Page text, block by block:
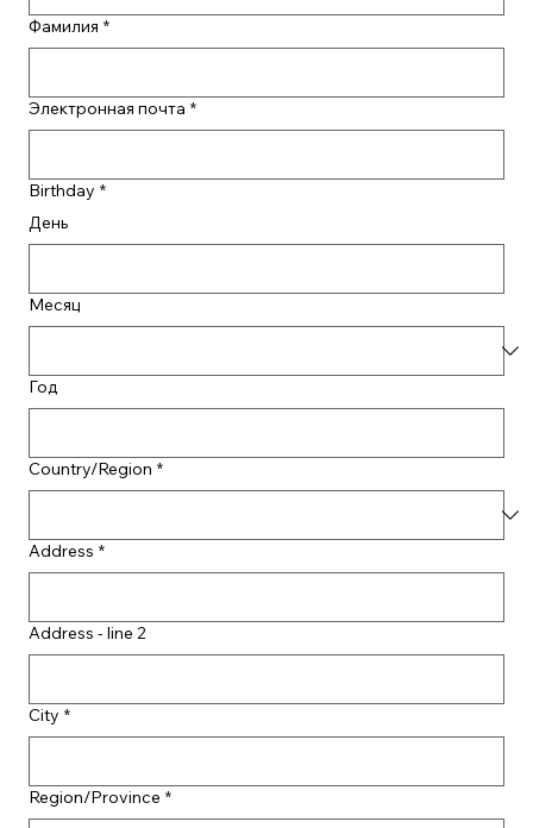
Фамилия *
Электронная почта *
Birthday *
День
Месяц
Год
Country/Region *
Address *
Address - line 2
City *
Region/Province *